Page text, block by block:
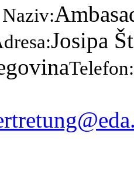
Naziv:
Josipa
Telefon: